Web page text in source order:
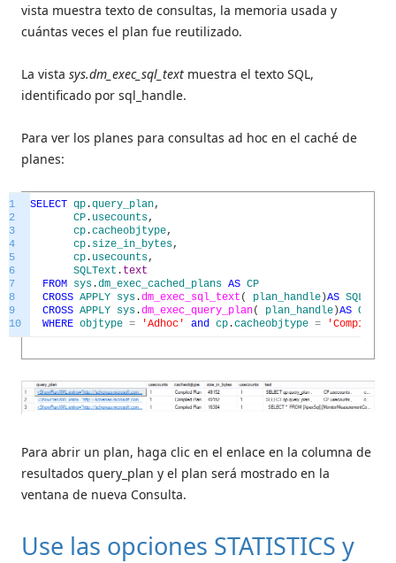
vista muestra texto de consultas, la memoria usada y
cuántas veces el plan fue reutilizado.
La vista sys.dm_exec_sql_text muestra el texto SQL,
identificado por sql_handle.
Para ver los planes para consultas ad hoc en el caché de
planes:
1
2
3
4
5
6
7
8
9
10
SELECT qp .query_plan,
CP . usecounts,
cp .cacheobjtype,
cp . size_in_bytes,
cp . usecounts,
SQLText . text
FROM sys .dm_exec_cached_plans AS CP
CROSS APPLY sys .dm_exec_sql_text ( plan_handle)AS SQLText
CROSS APPLY sys .dm_exec_query_plan( plan_handle)AS QP
WHERE objtype = 'Adhoc' and cp .cacheobjtype = 'Compiled
Para abrir un plan, haga clic en el enlace en la columna de
resultados query_plan y el plan será mostrado en la
ventana de nueva Consulta.
Use las opciones STATISTICS y